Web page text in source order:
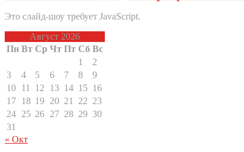
Это слайд-шоу требует JavaScript.
Август 2026
Пн Вт Ср Чт Пт Сб Вс
1
2
3
4 5 6 7 8
9
10 11 12 13 14 15 16
17 18 19 20 21 22 23
24 25 26 27 28 29 30
31
« Окт